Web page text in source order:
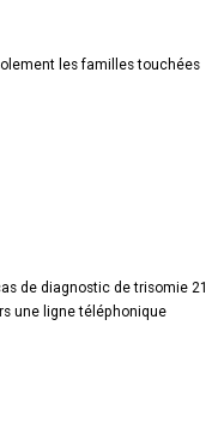
les familles touchées
de diagnostic de trisomie 21
une ligne téléphonique